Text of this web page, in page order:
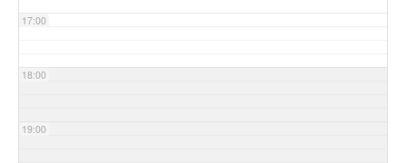
17:00
18:00
19:00